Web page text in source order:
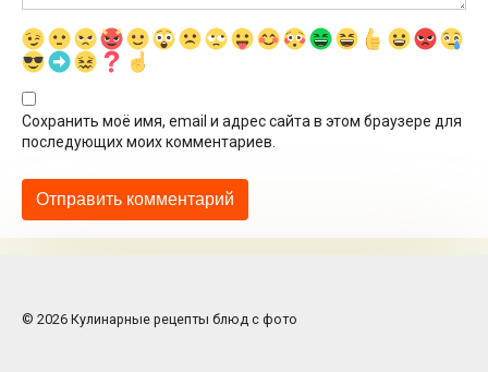
Сохранить моё имя, email и адрес сайта в этом браузере для
последующих моих комментариев.
© 2026 Кулинарные рецепты блюд с фото